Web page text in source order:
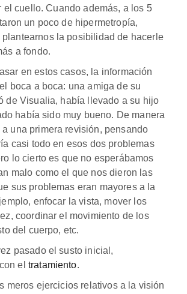
el cuello. Cuando además, a los 5
un poco de hipermetropía,
plantearnos la posibilidad de hacerle
a fondo.
en estos casos, la información
boca a boca: una amiga de su
de Visualia, había llevado a su hijo
había sido muy bueno. De manera
una primera revisión, pensando
casi todo en esos dos problemas
lo cierto es que no esperábamos
malo como el que nos dieron las
sus problemas eran mayores a la
enfocar la vista, mover los
coordinar el movimiento de los
del cuerpo, etc.
pasado el susto inicial,
el tratamiento.
meros ejercicios relativos a la visión